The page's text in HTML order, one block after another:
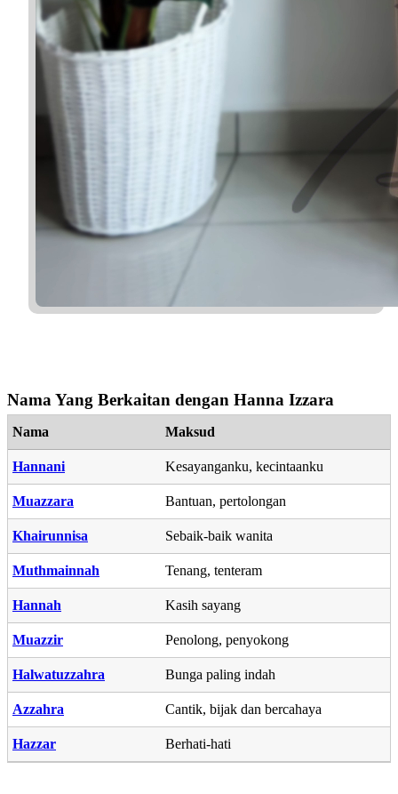
Nama Yang Berkaitan dengan Hanna Izzara
Nama Maksud
Hannani Kesayanganku, kecintaanku
Muazzara Bantuan, pertolongan
Khairunnisa Sebaik-baik wanita
Muthmainnah Tenang, tenteram
Hannah Kasih sayang
Muazzir Penolong, penyokong
Halwatuzzahra Bunga paling indah
Azzahra Cantik, bijak dan bercahaya
Hazzar Berhati-hati